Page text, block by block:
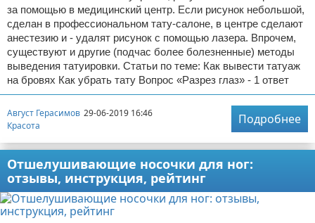
за помощью в медицинский центр. Если рисунок небольшой,
сделан в профессиональном тату-салоне, в центре сделают
анестезию и - удалят рисунок с помощью лазера. Впрочем,
существуют и другие (подчас более болезненные) методы
выведения татуировки. Статьи по теме: Как вывести татуаж
на бровях Как убрать тату Вопрос «Разрез глаз» - 1 ответ
Август Герасимов 29-06-2019 16:46
Красота
Подробнее
Отшелушивающие носочки для ног:
отзывы, инструкция, рейтинг